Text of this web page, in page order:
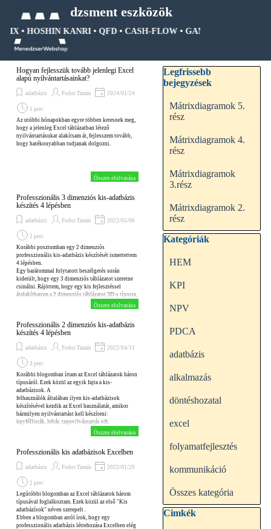
Menedzsment eszközök
• HOSHIN KANRI • QFD • CASH-FLOW • GANTT DIAGRAM •
Ugrás a menüre
Hogyan fejlesszük tovább jelenlegi Excel
alapú nyilvántartásainkat?
adatbázis Fodor Tamás 2024/01/24
5 perc
Az utóbbi hónapokban egyre többen keresnek meg,
hogy a jelenleg Excel táblázatban létező
nyilvántartásukat alakítsam át, fejlesszem tovább,
hogy hatékonyabban tudjanak dolgozni.
Összes elolvasása
Professzionális 3 dimenziós kis-adatbázis
készítés 4 lépésben
adatbázis Fodor Tamás 2022/05/06
2 perc
Korábbi posztomban egy 2 dimenziós
professzionális kis-adatbázis készítését ismertettem
4 lépésben.
Egy barátommal folytatott beszélgetés során
kiderült, hogy egy 3 dimenziós táblázatot szeretne
csinálni. Rájöttem, hogy egy kis fejlesztéssel
átalakíthatom a 2 dimenziós táblázatot 3D-s típosra,
Összes elolvasása
Professzionális 2 dimenziós kis-adatbázis
készítés 4 lépésben
adatbázis Fodor Tamás 2022/04/11
3 perc
Korábbi blogomban írtam az Excel táblázatok háron
típusáról. Ezek közül az egyik fajta a kis-
adatbázisok. A
felhasználók általában ilyen kis-adatbázisok
készítésével kezdik az Excel használatát, amikor
bármilyen nyilvántartást kell készíteni:
ügyféllisták, leltár, tagnyilvántartás stb.
Ezek a fájlok egyetlen képletet is tartalmazhatnak
(pl. a leltárbantalált téteéek összértéke).
Jelen blogomban ezek professzionális változatának
egyszerű és gyors elkészítésével foglalkozom.
Összes elolvasása
Professzionális kis adatbázisok Excelben
adatbázis Fodor Tamás 2022/01/29
2 perc
Legútóbbi blogomban az Excel táblázatok három
típusával foglalkoztam. Ezek közül az első "Kis
adatbázísok" néven szerepelt .
Ebben a blogomban arról írok, hogy egy
professzionális adatbázis létrehozása Excelben elég
Kihagy blokk Legfrissebb
Legfrissebb
bejegyzések
Mátrixdiagramok 5.
rész
Mátrixdiagramok 4.
rész
Mátrixdiagramok
3.rész
Mátrixdiagramok 2.
rész
Kihagy blokk Kategóriák
Kategóriák
HEM
KPI
NPV
PDCA
adatbázis
alkalmazás
döntéshozatal
excel
folyamatfejlesztés
kommunikáció
Összes kategória
Kihagy blokk Cimkék
Cimkék